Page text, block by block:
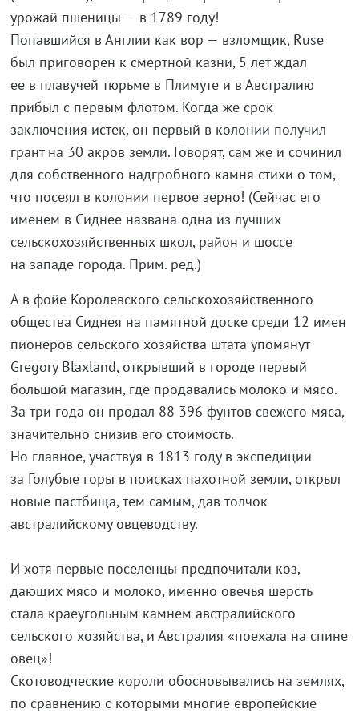
урожай пшеницы — в 1789 году!
Попавшийся в Англии как вор — взломщик, Ruse
был приговорен к смертной казни, 5 лет ждал
ее в плавучей тюрьме в Плимуте и в Австралию
прибыл с первым флотом. Когда же срок
заключения истек, он первый в колонии получил
грант на 30 акров земли. Говорят, сам же и сочинил
для собственного надгробного камня стихи о том,
что посеял в колонии первое зерно! (Сейчас его
именем в Сиднее названа одна из лучших
сельскохозяйственных школ, район и шоссе
на западе города. Прим. ред.)
А в фойе Королевского сельскохозяйственного
общества Сиднея на памятной доске среди 12 имен
пионеров сельского хозяйства штата упомянут
Gregory Blaxland, открывший в городе первый
большой магазин, где продавались молоко и мясо.
За три года он продал 88 396 фунтов свежего мяса,
значительно снизив его стоимость.
Но главное, участвуя в 1813 году в экспедиции
за Голубые горы в поисках пахотной земли, открыл
новые пастбища, тем самым, дав толчок
австралийскому овцеводству.
И хотя первые поселенцы предпочитали коз,
дающих мясо и молоко, именно овечья шерсть
стала краеугольным камнем австралийского
сельского хозяйства, и Австралия «поехала на спине
овец»!
Скотоводческие короли обосновывались на землях,
по сравнению с которыми многие европейские